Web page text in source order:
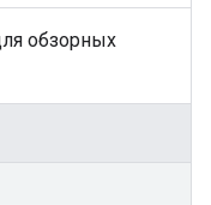
обзорных